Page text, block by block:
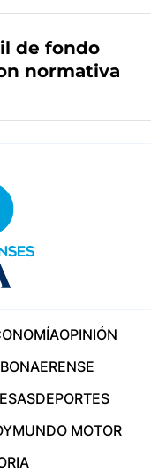
de fondo
normativa
OPINIÓN
DEPORTES
MUNDO MOTOR